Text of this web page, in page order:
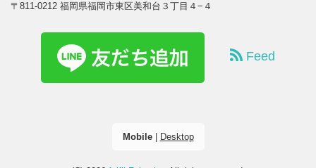
〒811-0212 福岡県福岡市東区美和台３丁目４−４
Feed
Mobile| Desktop